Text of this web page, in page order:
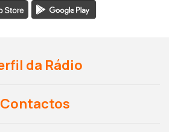
da Rádio
Contactos